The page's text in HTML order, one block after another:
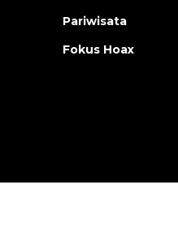
Pariwisata
Fokus Hoax